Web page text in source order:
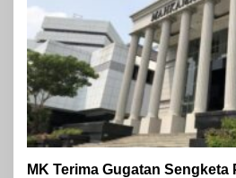
MK Terima Gugatan